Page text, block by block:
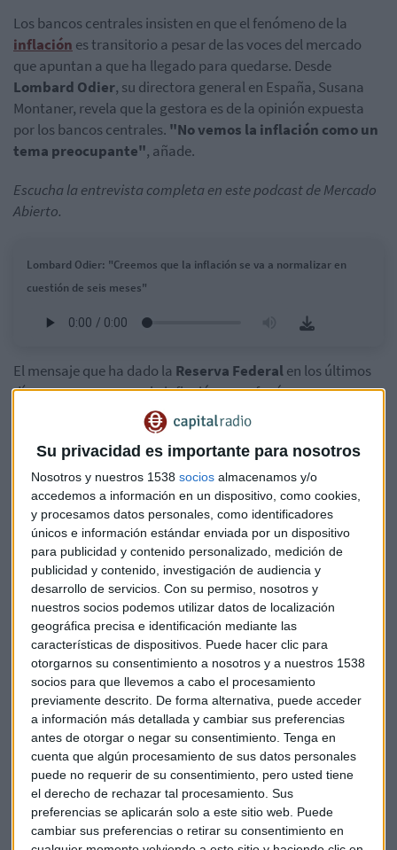
Su privacidad es importante para nosotros
Nosotros y nuestros 1538 socios almacenamos y/o
accedemos a información en un dispositivo, como cookies,
y procesamos datos personales, como identificadores
únicos e información estándar enviada por un dispositivo
para publicidad y contenido personalizado, medición de
publicidad y contenido, investigación de audiencia y
desarrollo de servicios. Con su permiso, nosotros y
nuestros socios podemos utilizar datos de localización
geográfica precisa e identificación mediante las
características de dispositivos. Puede hacer clic para
otorgarnos su consentimiento a nosotros y a nuestros 1538
socios para que llevemos a cabo el procesamiento
previamente descrito. De forma alternativa, puede acceder
a información más detallada y cambiar sus preferencias
antes de otorgar o negar su consentimiento. Tenga en
cuenta que algún procesamiento de sus datos personales
puede no requerir de su consentimiento, pero usted tiene
el derecho de rechazar tal procesamiento. Sus
preferencias se aplicarán solo a este sitio web. Puede
cambiar sus preferencias o retirar su consentimiento en
Los bancos centrales insisten en que el fenómeno de la
inflación es transitorio a pesar de las voces del mercado
que apuntan a que ha llegado para quedarse. Desde
Lombard Odier, su directora general en España, Susana
Montaner, revela que la gestora es de la opinión expuesta
por los bancos centrales. "No vemos la inflación como un
tema preocupante", añade.
Escucha la entrevista completa en este podcast de Mercado
Abierto.
Lombard Odier: "Creemos que la inflación se va a normalizar en
cuestión de seis meses"
El mensaje que ha dado la Reserva Federalen los últimos
días se resume en que la inflación es un fenómeno
transitorio. Lombard Odier está de acuerdo con el banco
central por "varias razones".
Por un lado, Montaner asegura que se puede pensar en el
"efecto base por el cálculo de la inflación"."Han subido los
precios de los alimentos y la energía pero se irán
ajustando con el tiempo", señala. Además, cree que el
"mercado laboral no se ha acabado de recuperar".
Para la experta los inventarios también son especilamente
relevantes en este asunto. "En pandemia hubo escasez de
alguno de los componentes, y eso hizo que subiera el precio
de algunos productos", apunta. "Creemos que se
normalizará en seis meses; no lo vemos como un tema
preocupante".
Renta variable, renta fija y criptomonedas
Respecto a su opinión sobre determinados activos,
Montaner revela que la gestora está"sobreponderada en
renta variable". Sobre la renta fija añade que donde
Lombard Odier ve "más valor es en la renta fija china".